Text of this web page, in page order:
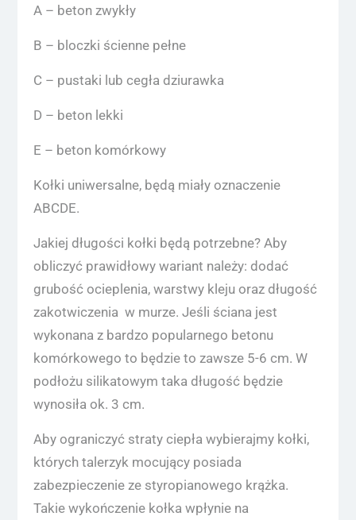
A – beton zwykły
B – bloczki ścienne pełne
C – pustaki lub cegła dziurawka
D – beton lekki
E – beton komórkowy
Kołki uniwersalne, będą miały oznaczenie
ABCDE.
Jakiej długości kołki będą potrzebne? Aby
obliczyć prawidłowy wariant należy: dodać
grubość ocieplenia, warstwy kleju oraz długość
zakotwiczenia w murze. Jeśli ściana jest
wykonana z bardzo popularnego betonu
komórkowego to będzie to zawsze 5-6 cm. W
podłożu silikatowym taka długość będzie
wynosiła ok. 3 cm.
Aby ograniczyć straty ciepła wybierajmy kołki,
których talerzyk mocujący posiada
zabezpieczenie ze styropianowego krążka.
Takie wykończenie kołka wpłynie na